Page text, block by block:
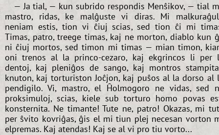
— Ja tial, — kun subrido respondis Menŝikov, — tial
mastro, ridas, ke malĝuste vi diras. Mi
neniam estis, tion vi ĉiuj scias, sed tion ĉi mi
Timas, patro, treege timas, kaj ne morton, diablo kun
ni ĉiuj mortos, sed timon mi timas — mian timon,
oni trenos al la princo-cezaro, kaj ekgrincos li per
dentoj, kaj pleniĝos de sango, kaj montros
knuton, kaj torturiston Joĉjon, kaj puŝos al la dorso al
pendigilo. Vi, mastro, el Ĥolmogoro ne vidas, sed
proksimuloj, scias, kiele sub torturo homo povas
konsternita. Ne timante! Tute ne, patro! Okazas, mi
per ŝvito kovriĝas, ĝis el mi tiun plej necesan vorton
elpremas. Kaj atendas! Kaj se al vi pro tiu vorto...